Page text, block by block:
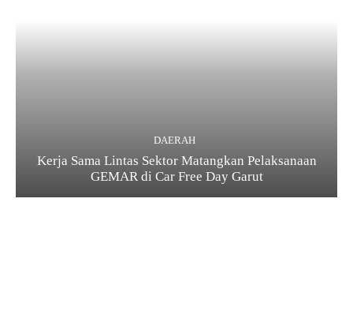
DAERAH
Kerja Sama Lintas Sektor Matangkan Pelaksanaan
GEMAR di Car Free Day Garut